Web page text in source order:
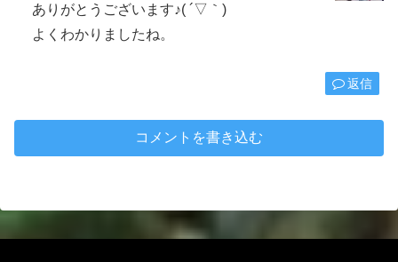
ありがとうございます♪( ´▽｀)
よくわかりましたね。
返信
コメントを書き込む